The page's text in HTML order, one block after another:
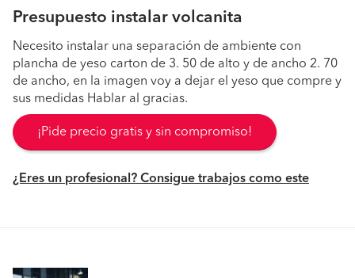
Presupuesto instalar volcanita
Necesito instalar una separación de ambiente con
plancha de yeso carton de 3. 50 de alto y de ancho 2. 70
de ancho, en la imagen voy a dejar el yeso que compre y
sus medidas Hablar al gracias.
¡Pide precio gratis y sin compromiso!
¿Eres un profesional? Consigue trabajos como este